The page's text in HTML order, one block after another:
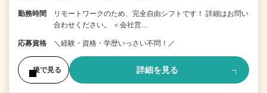
勤務時間
リモートワークのため、完全自由シフトです！ 詳細はお問い
合わせください。 ＜会社営…
応募資格 ＼経験・資格・学歴いっさい不問！／
後で見る 詳細を見る